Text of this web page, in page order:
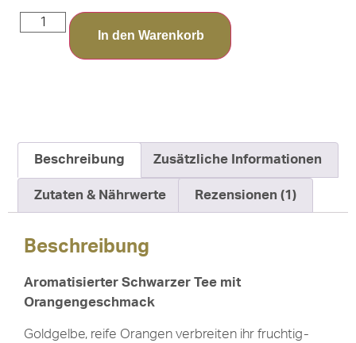
In den Warenkorb
Beschreibung Zusätzliche Informationen
Zutaten & Nährwerte Rezensionen (1)
Beschreibung
Aromatisierter Schwarzer Tee mit
Orangengeschmack
Goldgelbe, reife Orangen verbreiten ihr fruchtig-